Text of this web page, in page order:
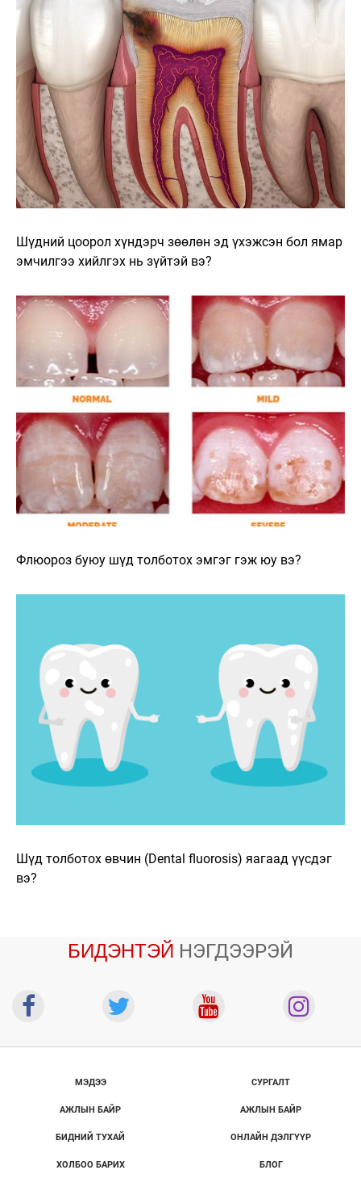
Шүдний цоорол хүндэрч зөөлөн эд үхэжсэн бол ямар
эмчилгээ хийлгэх нь зүйтэй вэ?
Флюороз буюу шүд толботох эмгэг гэж юу вэ?
Шүд толботох өвчин (Dental fluorosis) яагаад үүсдэг
вэ?
БИДЭНТЭЙ НЭГДЭЭРЭЙ
МЭДЭЭ
АЖЛЫН БАЙР
БИДНИЙ ТУХАЙ
ХОЛБОО БАРИХ
СУРГАЛТ
АЖЛЫН БАЙР
ОНЛАЙН ДЭЛГҮҮР
БЛОГ